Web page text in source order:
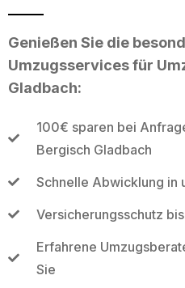
Genießen Sie die
Umzugsservices für
Gladbach:
100€ sparen bei
Bergisch Gladbach
Schnelle Abwicklung in
Versicherungsschutz
Erfahrene
Sie